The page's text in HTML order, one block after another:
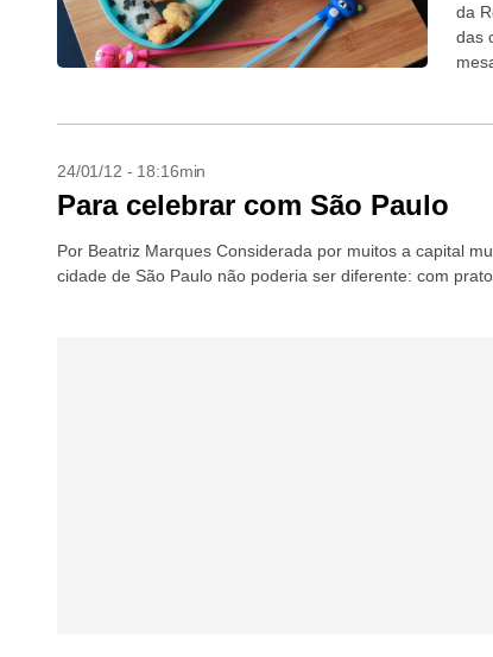
da
das
24/01/12 - 18:16min
Para celebrar com São Paulo
Por Beatriz Marques Considerada por muitos a capital
cidade de São Paulo não poderia ser diferente: com